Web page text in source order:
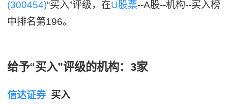
(300454)“买入”评级，在U股票--A股--机构--买入榜
中排名第196。
给予“买入”评级的机构：3家
信达证券买入